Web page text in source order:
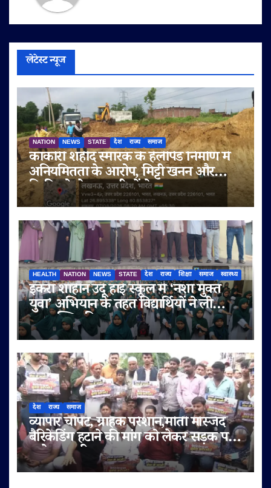
लेटेस्ट न्यूज
NATION NEWS STATE देश राज्य समाज
काकोरी शहीद स्मारक के हेलीपैड निर्माण में
अनियमितता के आरोप, मिट्टी खनन और
बिक्री को लेकर ग्रामीणों ने उठाए सवाल
HEALTH NATION NEWS STATE देश राज्य शिक्षा समाज स्वास्थ्य
इकरा शाहीन उर्दू हाई स्कूल में ‘नशा मुक्त
युवा’ अभियान के तहत विद्यार्थियों ने ली
नशामुक्ति की शपथ
देश राज्य समाज
व्यापार चौपट, ग्राहक परेशान,मोती मस्जिद
बैरिकेडिंग हटाने की मांग को लेकर सड़क पर
उतरे व्यापारी